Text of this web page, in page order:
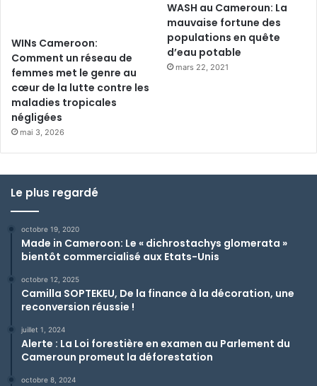
WINs Cameroon:
Comment un réseau de
femmes met le genre au
cœur de la lutte contre les
maladies tropicales
négligées
mai 3, 2026
WASH au Cameroun: La
mauvaise fortune des
populations en quête
d’eau potable
mars 22, 2021
Le plus regardé
octobre 19, 2020
Made in Cameroon: Le « dichrostachys glomerata »
bientôt commercialisé aux Etats-Unis
octobre 12, 2025
Camilla SOPTEKEU, De la finance à la décoration, une
reconversion réussie !
juillet 1, 2024
Alerte : La Loi forestière en examen au Parlement du
Cameroun promeut la déforestation
octobre 8, 2024